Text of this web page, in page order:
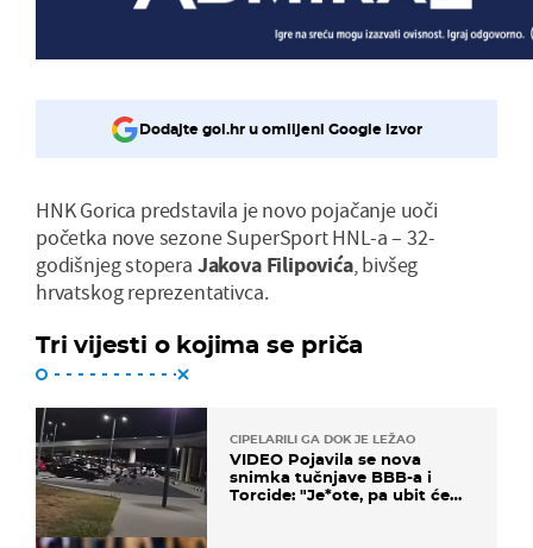
Dodajte gol.hr u omiljeni Google izvor
HNK Gorica predstavila je novo pojačanje uoči
početka nove sezone SuperSport HNL-a – 32-
godišnjeg stopera Jakova Filipovića, bivšeg
hrvatskog reprezentativca.
Tri vijesti o kojima se priča
CIPELARILI GA DOK JE LEŽAO
VIDEO Pojavila se nova
snimka tučnjave BBB-a i
Torcide: "Je*ote, pa ubit će